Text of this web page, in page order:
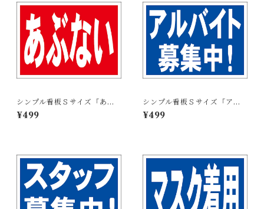
シンプル看板Ｓサイズ「あぶ
ない」【工場・現場】屋外可
¥499
シンプル看板Ｓサイズ「アル
バイト募集中」【工場・現
場】屋外可
¥499